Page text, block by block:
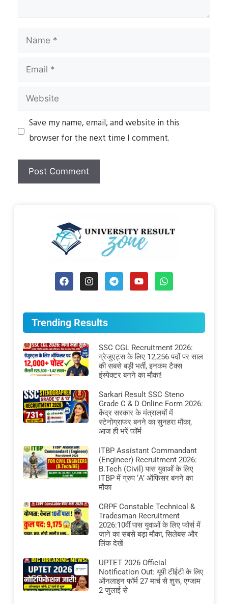
Save my name, email, and website in this
browser for the next time I comment.
Trending Results
SSC CGL Recruitment 2026:
ग्रेजुएट्स के लिए 12,256 पदों पर साल
की सबसे बड़ी भर्ती, इनकम टैक्स
इंस्पेक्टर बनने का मौका!
Sarkari Result SSC Steno
Grade C & D Online Form 2026:
केंद्र सरकार के मंत्रालयों में
स्टेनोग्राफर बनने का सुनहरा मौका,
आज ही भरें फॉर्म
ITBP Assistant Commandant
(Engineer) Recruitment 2026:
B.Tech (Civil) पास युवाओं के लिए
ITBP में ग्रुप ‘A’ ऑफिसर बनने का
मौका
CRPF Constable Technical &
Tradesman Recruitment
2026:10वीं पास युवाओं के लिए फोर्स में
जाने का सबसे बड़ा मौका, सिलेबस और
लिंक देखें
UPTET 2026 Official
Notification Out: यूपी टीईटी के लिए
ऑनलाइन फॉर्म 27 मार्च से शुरू, एग्जाम
2 जुलाई से